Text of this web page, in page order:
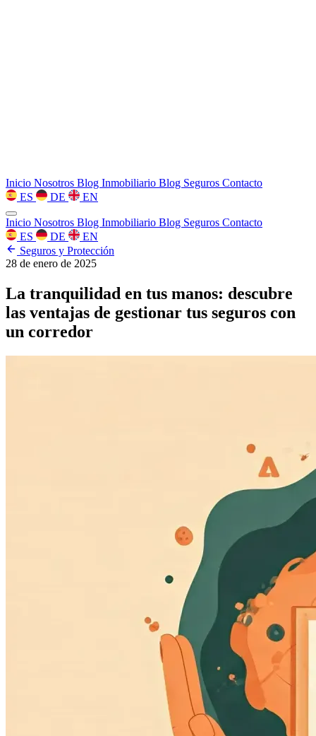
Inicio Nosotros Blog Inmobiliario Blog Seguros Contacto
ES
DE EN
Inicio Nosotros Blog Inmobiliario Blog Seguros Contacto
ES
DE
EN
Seguros y Protección
28 de enero de 2025
La tranquilidad en tus manos: descubre
las ventajas de gestionar tus seguros con
un corredor